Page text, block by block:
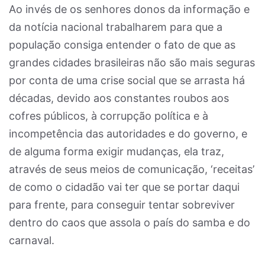
Ao invés de os senhores donos da informação e
da notícia nacional trabalharem para que a
população consiga entender o fato de que as
grandes cidades brasileiras não são mais seguras
por conta de uma crise social que se arrasta há
décadas, devido aos constantes roubos aos
cofres públicos, à corrupção política e à
incompetência das autoridades e do governo, e
de alguma forma exigir mudanças, ela traz,
através de seus meios de comunicação, ‘receitas’
de como o cidadão vai ter que se portar daqui
para frente, para conseguir tentar sobreviver
dentro do caos que assola o país do samba e do
carnaval.